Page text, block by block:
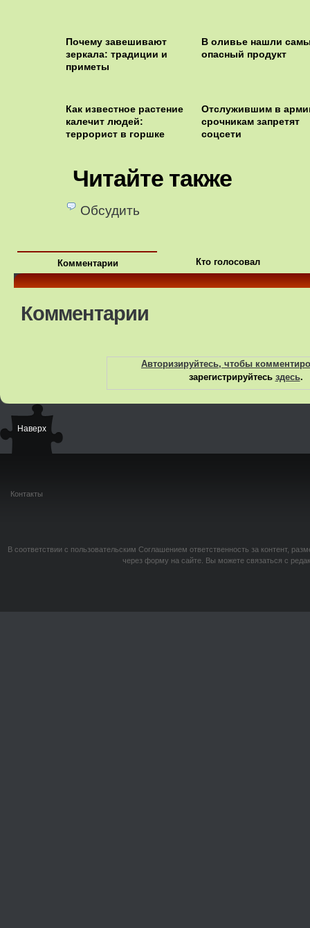
Почему завешивают
зеркала: традиции и
приметы
В оливье нашли
опасный продукт
Как известное растение
калечит людей:
террорист в горшке
Отслужившим в
срочникам запретят
соцсети
Читайте также
Обсудить
Комментарии Кто голосовал
Комментарии
Авторизируйтесь, чтобы
зарегистрируйтесь здесь.
Наверх
Контакты
В соответствии с пользовательским Соглашением ответственность за контент,
через форму на сайте. Вы можете связаться с